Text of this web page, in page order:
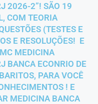
2026-2”! SÃO 19
COM TEORIA
(TESTES E
E RESOLUÇÕES! E
MEDICINA
BANCA ECONRIO DE
PARA VOCÊ
! E
MEDICINA BANCA